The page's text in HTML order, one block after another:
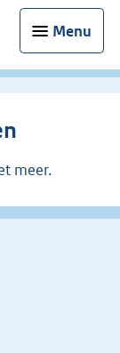
Menu
meer.